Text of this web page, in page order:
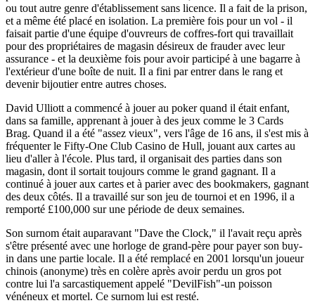
ou tout autre genre d'établissement sans licence. Il a fait de la prison,
et a même été placé en isolation. La première fois pour un vol - il
faisait partie d'une équipe d'ouvreurs de coffres-fort qui travaillait
pour des propriétaires de magasin désireux de frauder avec leur
assurance - et la deuxième fois pour avoir participé à une bagarre à
l'extérieur d'une boîte de nuit. Il a fini par entrer dans le rang et
devenir bijoutier entre autres choses.
David Ulliott a commencé à jouer au poker quand il était enfant,
dans sa famille, apprenant à jouer à des jeux comme le 3 Cards
Brag. Quand il a été "assez vieux", vers l'âge de 16 ans, il s'est mis à
fréquenter le Fifty-One Club Casino de Hull, jouant aux cartes au
lieu d'aller à l'école. Plus tard, il organisait des parties dans son
magasin, dont il sortait toujours comme le grand gagnant. Il a
continué à jouer aux cartes et à parier avec des bookmakers, gagnant
des deux côtés. Il a travaillé sur son jeu de tournoi et en 1996, il a
remporté £100,000 sur une période de deux semaines.
Son surnom était auparavant "Dave the Clock," il l'avait reçu après
s'être présenté avec une horloge de grand-père pour payer son buy-
in dans une partie locale. Il a été remplacé en 2001 lorsqu'un joueur
chinois (anonyme) très en colère après avoir perdu un gros pot
contre lui l'a sarcastiquement appelé "DevilFish"-un poisson
vénéneux et mortel. Ce surnom lui est resté.